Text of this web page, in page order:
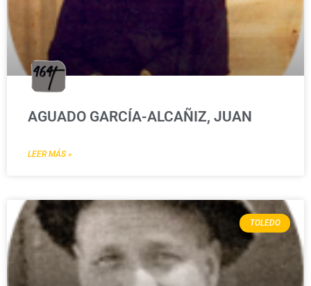
AGUADO GARCÍA-ALCAÑIZ, JUAN
LEER MÁS »
TOLEDO